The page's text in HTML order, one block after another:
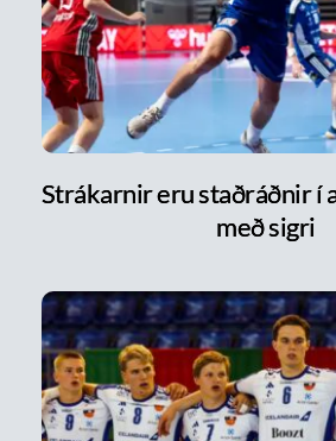
Strákarnir eru staðráðnir í
með sigri